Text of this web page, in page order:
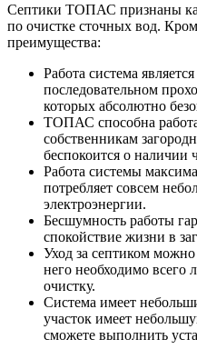
Септики ТОПАС признаны
по очистке сточных вод.
преимущества:
Работа система
последовательном
которых абсолютно
ТОПАС способна
собственникам
беспокоится о наличии
Работа системы
потребляет совсем
электроэнергии.
Бесшумность работы
спокойствие жизни в
Уход за септиком
него необходимо всего
очистку.
Система имеет
участок имеет
сможете выполнить